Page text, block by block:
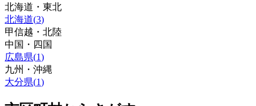
北海道・東北
北海道(3)
甲信越・北陸
中国・四国
広島県(1)
九州・沖縄
大分県(1)